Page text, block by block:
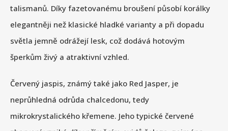
talismanů. Díky fazetovanému broušení působí korálky
elegantněji než klasické hladké varianty a při dopadu
světla jemně odrážejí lesk, což dodává hotovým
šperkům živý a atraktivní vzhled.
Červený jaspis, známý také jako Red Jasper, je
neprůhledná odrůda chalcedonu, tedy
mikrokrystalického křemene. Jeho typické červené